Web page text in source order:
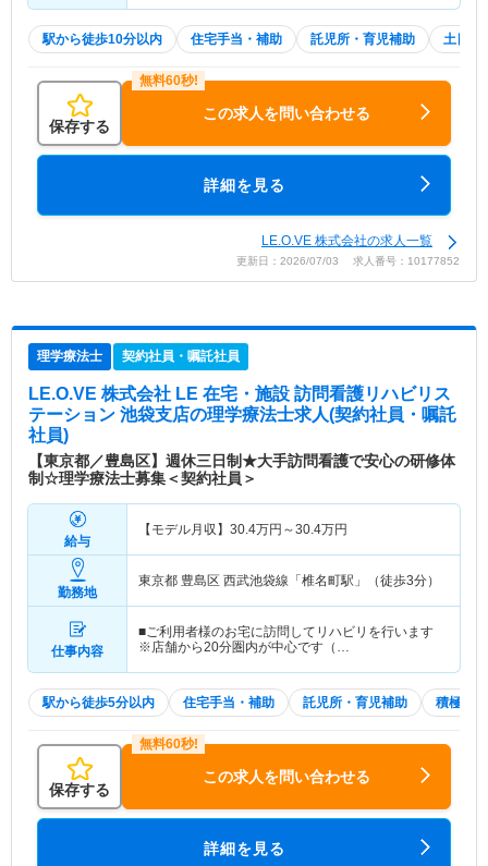
駅から徒歩10分以内 住宅手当・補助 託児所・育児補助 土日祝
保存する
この求人を問い合わせる
詳細を見る
LE.O.VE 株式会社の求人一覧
更新日：2026/07/03 求人番号：10177852
理学療法士 契約社員・嘱託社員
LE.O.VE 株式会社 LE 在宅・施設 訪問看護リハビリス
テーション 池袋支店の理学療法士求人(契約社員・嘱託
社員)
【東京都／豊島区】週休三日制★大手訪問看護で安心の研修体
制☆理学療法士募集＜契約社員＞
給与
【モデル月収】 30.4万円～30.4万円
勤務地
東京都 豊島区 西武池袋線「椎名町駅」（徒歩3分）
仕事内容
■ご利用者様のお宅に訪問してリハビリを行います
※店舗から20分圏内が中心です（…
駅から徒歩5分以内 住宅手当・補助 託児所・育児補助 積極採
保存する
この求人を問い合わせる
詳細を見る